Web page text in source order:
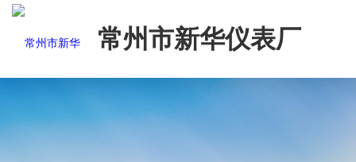
常州市新华仪表厂